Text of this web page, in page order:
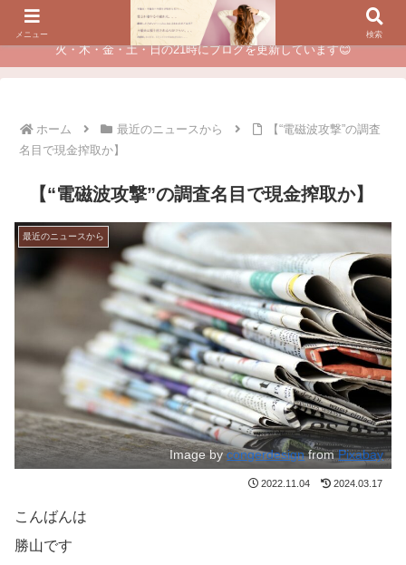
夫に不倫されたつらい経験が、あなたのチャンスに変わるカウンセリング
火・木・金・土・日の21時にブログを更新しています😊
ホーム 最近のニュースから
【“電磁波攻撃”の調査
名目で現金搾取か】
【“電磁波攻撃”の調査名目で現金搾取か】
最近のニュースから
Image bycongerdesignfromPixabay
2022.11.04 2024.03.17
こんばんは
勝山です
メニュー 検索